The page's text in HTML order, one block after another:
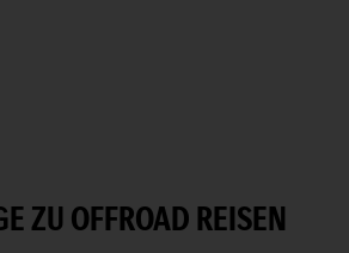
ZU OFFROAD REISEN